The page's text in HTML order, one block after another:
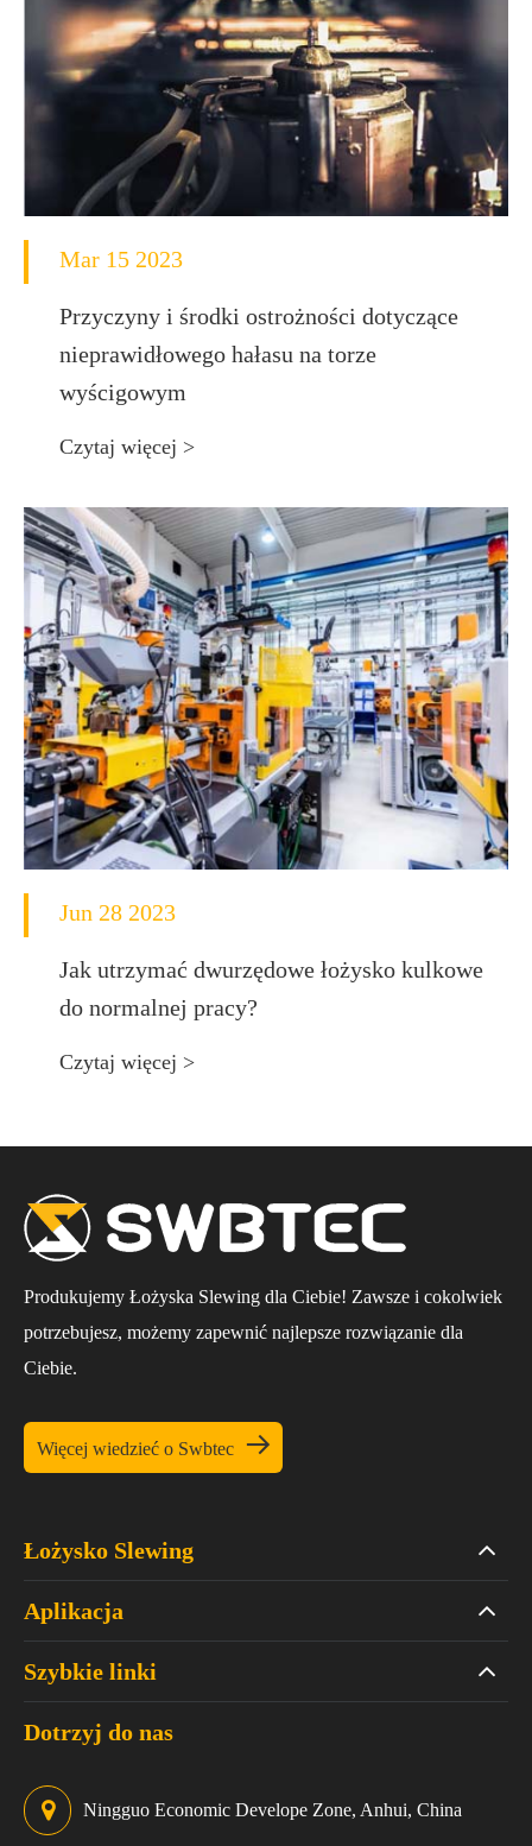
Mar 15 2023
Przyczyny i środki ostrożności dotyczące
nieprawidłowego hałasu na torze
wyścigowym
Czytaj więcej >
Jun 28 2023
Jak utrzymać dwurzędowe łożysko kulkowe
do normalnej pracy?
Czytaj więcej >
Produkujemy Łożyska Slewing dla Ciebie! Zawsze i cokolwiek
potrzebujesz, możemy zapewnić najlepsze rozwiązanie dla
Ciebie.
Więcej wiedzieć o Swbtec 
Łożysko Slewing
Aplikacja
Szybkie linki
Dotrzyj do nas
Ningguo Economic Develope Zone, Anhui, China